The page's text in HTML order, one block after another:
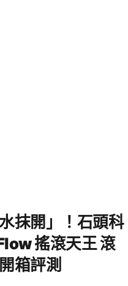
抹開」！石頭科
搖滾天王 滾
箱評測